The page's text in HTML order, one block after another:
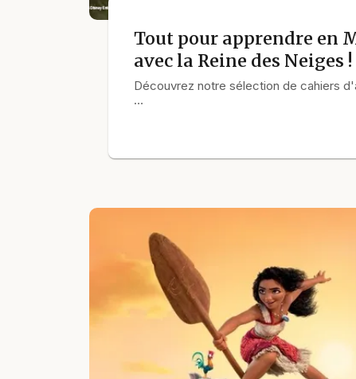
Tout pour apprendre en
avec la Reine des Neiges !
Découvrez notre sélection de cahiers
…